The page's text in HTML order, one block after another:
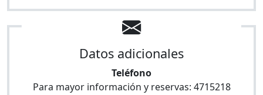
Datos adicionales
Teléfono
Para mayor información y reservas: 4715218